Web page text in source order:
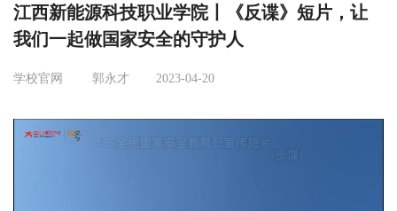
江西新能源科技职业学院丨《反谍》短片，让
我们一起做国家安全的守护人
学校官网 郭永才 2023-04-20